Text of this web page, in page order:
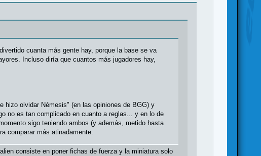
cuanta más gente hay, porque la base se va
Incluso diría que cuantos más jugadores hay,
hizo olvidar Némesis" (en las opiniones de BGG) y
no es tan complicado en cuanto a reglas... y en lo de
sigo teniendo ambos (y además, metido hasta
comparar más atinadamente.
consiste en poner fichas de fuerza y la miniatura solo